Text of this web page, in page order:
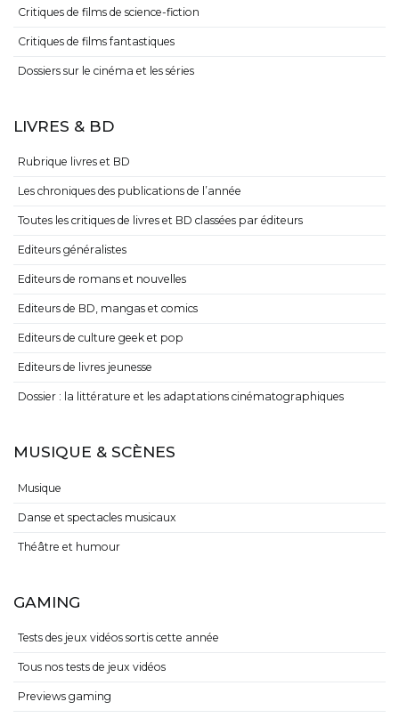
Critiques de films de science-fiction
Critiques de films fantastiques
Dossiers sur le cinéma et les séries
LIVRES & BD
Rubrique livres et BD
Les chroniques des publications de l’année
Toutes les critiques de livres et BD classées par éditeurs
Editeurs généralistes
Editeurs de romans et nouvelles
Editeurs de BD, mangas et comics
Editeurs de culture geek et pop
Editeurs de livres jeunesse
Dossier : la littérature et les adaptations cinématographiques
MUSIQUE & SCÈNES
Musique
Danse et spectacles musicaux
Théâtre et humour
GAMING
Tests des jeux vidéos sortis cette année
Tous nos tests de jeux vidéos
Previews gaming